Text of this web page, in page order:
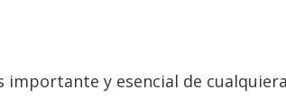
importante y esencial de